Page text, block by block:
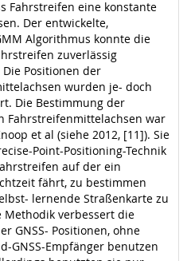
Fahrstreifen eine konstante
Der entwickelte,
Algorithmus konnte die
zuverlässig
Positionen der
wurden je- doch
Die Bestimmung der
Fahrstreifenmittelachsen war
et al (siehe 2012, [11]). Sie
Point-Positioning-Technik
auf der ein
fährt, zu bestimmen
lernende Straßenkarte zu
Methodik verbessert die
GNSS- Positionen, ohne
GNSS-Empfänger benutzen